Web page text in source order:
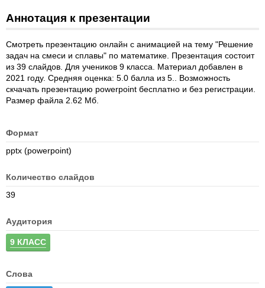
Аннотация к презентации
Смотреть презентацию онлайн с анимацией на тему "Решение
задач на смеси и сплавы" по математике. Презентация состоит
из 39 слайдов. Для учеников 9 класса. Материал добавлен в
2021 году. Средняя оценка: 5.0 балла из 5.. Возможность
скчачать презентацию powerpoint бесплатно и без регистрации.
Размер файла 2.62 Мб.
Формат
pptx (powerpoint)
Количество слайдов
39
Аудитория
9 КЛАСС
Слова